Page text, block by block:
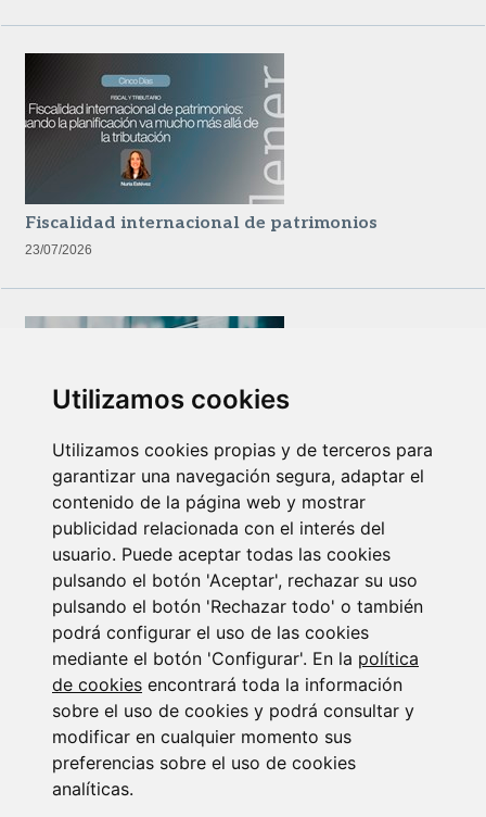
Utilizamos cookies
Utilizamos cookies propias y de terceros para
garantizar una navegación segura, adaptar el
contenido de la página web y mostrar
publicidad relacionada con el interés del
usuario. Puede aceptar todas las cookies
pulsando el botón 'Aceptar', rechazar su uso
pulsando el botón 'Rechazar todo' o también
podrá configurar el uso de las cookies
mediante el botón 'Configurar'. En la política
de cookies encontrará toda la información
sobre el uso de cookies y podrá consultar y
modificar en cualquier momento sus
preferencias sobre el uso de cookies
analíticas.
Fiscalidad internacional de patrimonios
23/07/2026
Newsletter Insolvencias y Situaciones Especiales
14/07/2026
Suscribirse a la
newsletter